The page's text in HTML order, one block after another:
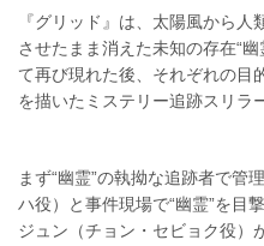
『グリッド』は、太陽風から人
させたまま消えた未知の存在“
て再び現れた後、それぞれの目
を描いたミステリー追跡スリラ
まず“幽霊”の執拗な追跡者で管
ハ役）と事件現場で“幽霊”を目
ジュン（チョン・セビョク役）